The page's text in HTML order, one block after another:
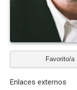
Favorito/a
Enlaces externos